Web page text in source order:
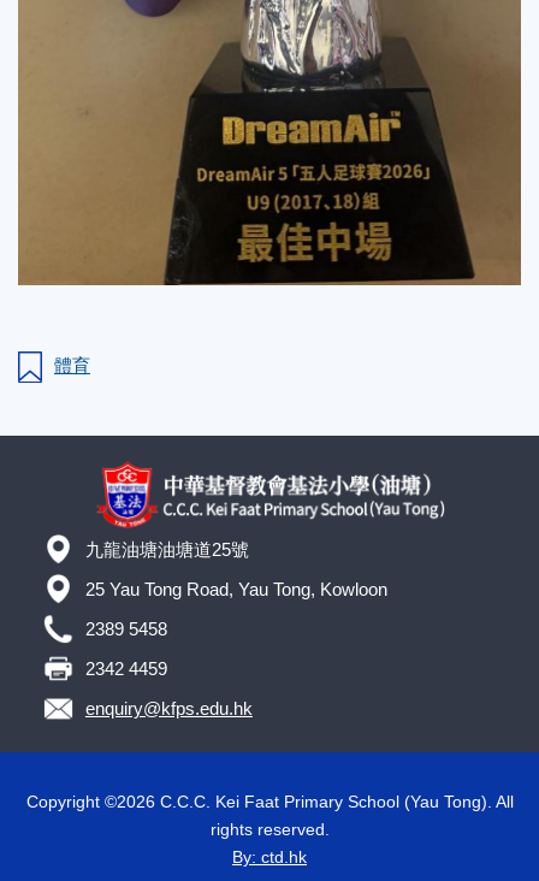
體育
九龍油塘油塘道25號
25 Yau Tong Road, Yau Tong, Kowloon
2389 5458
2342 4459
enquiry@kfps.edu.hk
Copyright ©2026 C.C.C. Kei Faat Primary School (Yau Tong). All
rights reserved.
By: ctd.hk